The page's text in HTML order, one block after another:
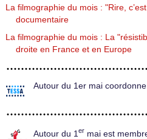
La filmographie du mois : "Rire,
documentaire
La filmographie du mois : La
droite en France et en Europe
Autour du 1er mai
Autour du 1 er mai est